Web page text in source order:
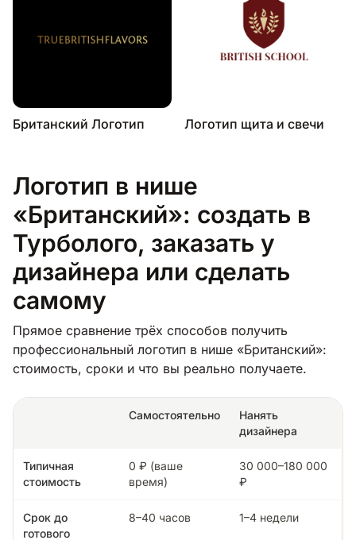
Британский Логотип Логотип щита и свечи
Логотип в нише
«Британский»: создать в
Турболого, заказать у
дизайнера или сделать
самому
Прямое сравнение трёх способов получить
профессиональный логотип в нише «Британский»:
стоимость, сроки и что вы реально получаете.
Самостоятельно
Нанять
дизайнера
Типичная
стоимость
0 ₽ (ваше
время)
30 000–180 000
₽
Срок до
готового
8–40 часов 1–4 недели